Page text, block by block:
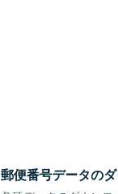
郵便番号データの